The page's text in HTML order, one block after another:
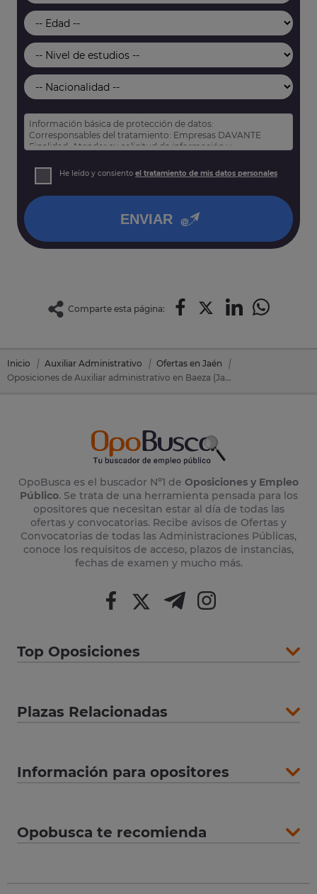
Información básica de protección de datos:
Corresponsables del tratamiento: Empresas DAVANTE
Finalidad: Atender su solicitud de información y
Derechos: Puede acceder, rectificar y suprimir sus datos,
así como otros derechos tal y como se explica en nuestra
He leído y consiento el tratamiento de mis datos personales
ENVIAR
Comparte esta página:
Inicio Auxiliar Administrativo
Ofertas en Jaén
Oposiciones de Auxiliar administrativo en Baeza (Jaén)
OpoBusca es el buscador Nº1 de Oposiciones y Empleo
Público. Se trata de una herramienta pensada para los
opositores que necesitan estar al día de todas las
ofertas y convocatorias. Recibe avisos de Ofertas y
Convocatorias de todas las Administraciones Públicas,
conoce los requisitos de acceso, plazos de instancias,
fechas de examen y mucho más.
Top Oposiciones
Plazas Relacionadas
Información para opositores
Opobusca te recomienda